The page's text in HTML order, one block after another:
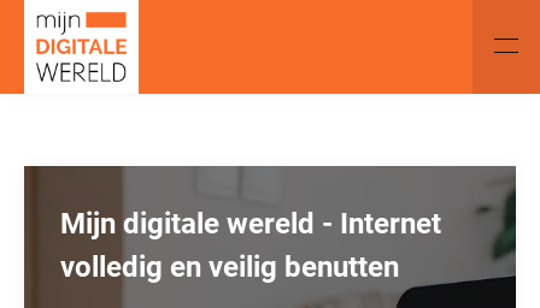
Mijn digitale wereld - Internet
volledig en veilig benutten